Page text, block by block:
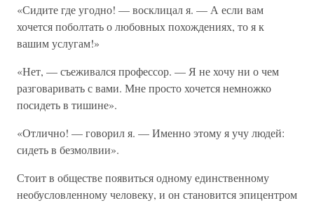
«Сидите где угодно! — восклицал я. — А если вам
хочется поболтать о любовных похождениях, то я к
вашим услугам!»
«Нет, — съеживался профессор. — Я не хочу ни о чем
разговаривать с вами. Мне просто хочется немножко
посидеть в тишине».
«Отлично! — говорил я. — Именно этому я учу людей:
сидеть в безмолвии».
Стоит в обществе появиться одному единственному
необусловленному человеку, и он становится эпицентром